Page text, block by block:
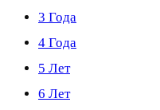
3 Года
4 Года
5 Лет
6 Лет